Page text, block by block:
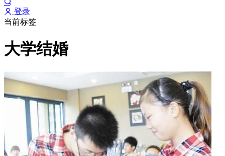
登录
当前标签
大学结婚